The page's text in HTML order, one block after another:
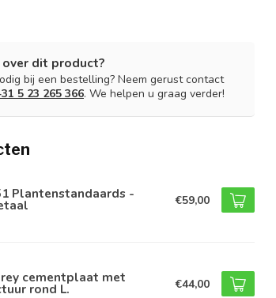
over dit product?
bij een bestelling? Neem gerust contact
5 23 265 366. We helpen u graag verder!
Plantenstandaards - €59,00
cementplaat met
rond L. €44,00